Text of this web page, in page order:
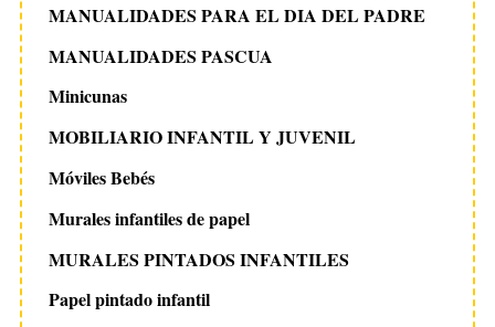
MANUALIDADES PARA EL DIA DEL PADRE
MANUALIDADES PASCUA
Minicunas
MOBILIARIO INFANTIL Y JUVENIL
Móviles Bebés
Murales infantiles de papel
MURALES PINTADOS INFANTILES
Papel pintado infantil